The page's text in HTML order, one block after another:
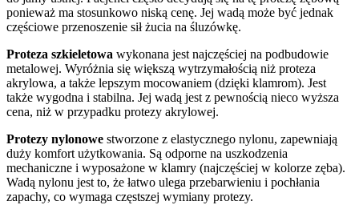
ponieważ ma stosunkowo niską cenę. Jej wadą może być jednak
częściowe przenoszenie sił żucia na śluzówkę.
Proteza szkieletowa wykonana jest najczęściej na podbudowie
metalowej. Wyróżnia się większą wytrzymałością niż proteza
akrylowa, a także lepszym mocowaniem (dzięki klamrom). Jest
także wygodna i stabilna. Jej wadą jest z pewnością nieco wyższa
cena, niż w przypadku protezy akrylowej.
Protezy nylonowe stworzone z elastycznego nylonu, zapewniają
duży komfort użytkowania. Są odporne na uszkodzenia
mechaniczne i wyposażone w klamry (najczęściej w kolorze zęba).
Wadą nylonu jest to, że łatwo ulega przebarwieniu i pochłania
zapachy, co wymaga częstszej wymiany protezy.